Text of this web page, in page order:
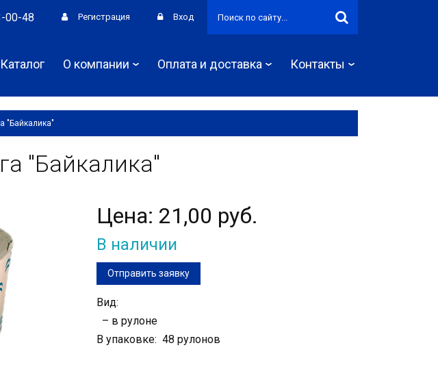
00-48 Регистрация Вход
Каталог О компании Оплата и доставка Контакты
"Байкалика"
"Байкалика"
Цена: 21,00 руб.
В наличии
Отправить заявку
Вид:
– в рулоне
В упаковке: 48 рулонов